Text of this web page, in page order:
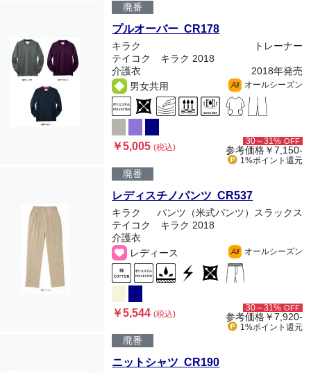
廃番
プルオーバー CR178
キラク
トレーナー
テイコク キラク 2018
介護衣
2018年発売
男女共用
All オールシーズン
￥5,005(税込)
30～31% OFF
参考価格￥7,150-
1%ポイント 還元
廃番
レディスチノパンツ CR537
キラク
パンツ（米式パンツ）スラックス
テイコク キラク 2018
介護衣
レディース
All オールシーズン
￥5,544(税込)
30～31% OFF
参考価格￥7,920-
1%ポイント 還元
廃番
ニットシャツ CR190